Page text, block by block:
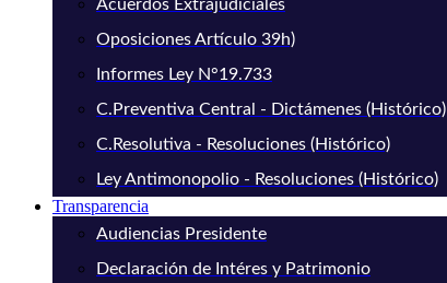
Acuerdos Extrajudiciales
Oposiciones Artículo 39h)
Informes Ley N°19.733
C.Preventiva Central - Dictámenes (Histórico)
C.Resolutiva - Resoluciones (Histórico)
Ley Antimonopolio - Resoluciones (Histórico)
Transparencia
Audiencias Presidente
Declaración de Intéres y Patrimonio